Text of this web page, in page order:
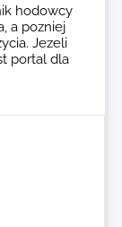
hodowcy
a pozniej
Jezeli
portal dla